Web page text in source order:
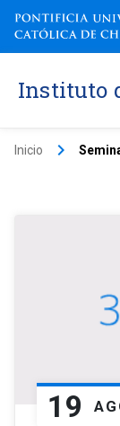
Instituto
Inicio keyboard_arrow_right
19